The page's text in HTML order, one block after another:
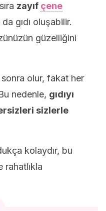
zayıf çene
gıdı oluşabilir.
güzelliğini
olur, fakat her
nedenle, gıdıyı
sizlerle
kolaydır, bu
rahatlıkla